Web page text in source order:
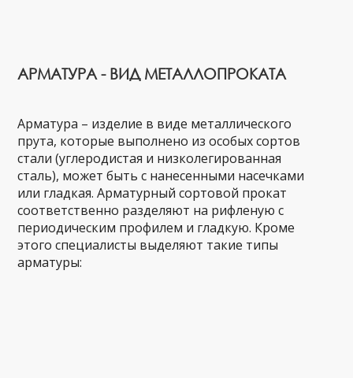
АРМАТУРА - ВИД МЕТАЛЛОПРОКАТА
Арматура – изделие в виде металлического
прута, которые выполнено из особых сортов
стали (углеродистая и низколегированная
сталь), может быть с нанесенными насечками
или гладкая. Арматурный сортовой прокат
соответственно разделяют на рифленую с
периодическим профилем и гладкую. Кроме
этого специалисты выделяют такие типы
арматуры: